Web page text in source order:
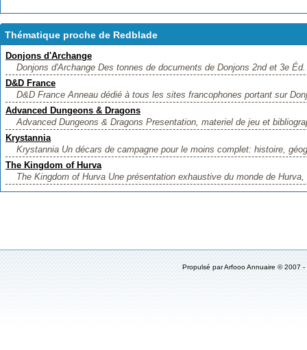
Thématique proche de Redblade
Donjons d'Archange
Donjons d'Archange Des tonnes de documents de Donjons 2nd et 3e
D&D France
D&D France Anneau dédié à tous les sites francophones portant sur
Advanced Dungeons & Dragons
Advanced Dungeons & Dragons Presentation, materiel de jeu et
Krystannia
Krystannia Un décars de campagne pour le moins complet: histoire,
The Kingdom of Hurva
The Kingdom of Hurva Une présentation exhaustive du monde de
Propulsé parArfooo Annuaire © 2007